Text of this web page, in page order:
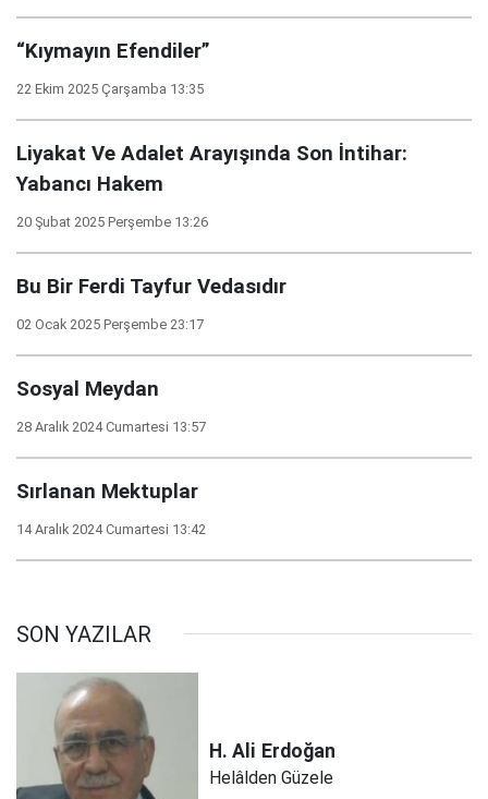
“Kıymayın Efendiler”
22 Ekim 2025 Çarşamba 13:35
Liyakat Ve Adalet Arayışında Son İntihar:
Yabancı Hakem
20 Şubat 2025 Perşembe 13:26
Bu Bir Ferdi Tayfur Vedasıdır
02 Ocak 2025 Perşembe 23:17
Sosyal Meydan
28 Aralık 2024 Cumartesi 13:57
Sırlanan Mektuplar
14 Aralık 2024 Cumartesi 13:42
SON YAZILAR
H. Ali Erdoğan
Helâlden Güzele